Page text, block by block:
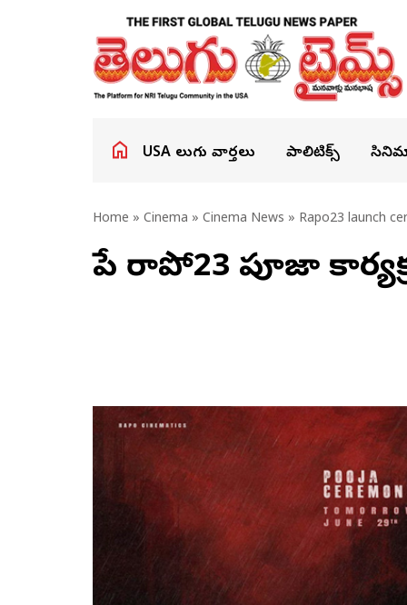
USA తెలుగు వార్తలు పాలిటిక్స్
Home » Cinema » Cinema News » Rapo23 launch
రేపే రాపో23 పూజా